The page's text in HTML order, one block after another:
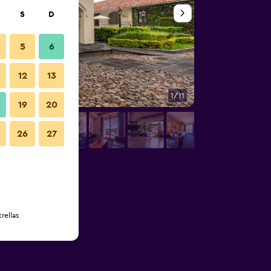
1/11
S D
5 6
12 13
19 20
26 27